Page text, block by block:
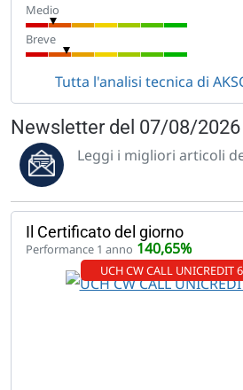
Medio
Breve
Tutta l'analisi tecnica di
Newsletter del 07/08/2026
Leggi i migliori articoli
Il Certificato del giorno
Performance 1 anno 140,65%
UCH CW CALL UNICREDIT